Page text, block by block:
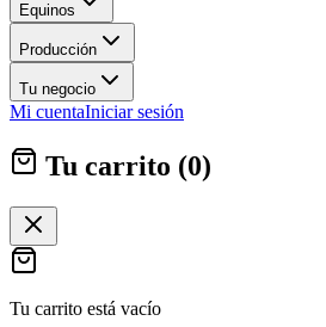
Equinos
Producción
Tu negocio
Mi cuentaIniciar sesión
Tu carrito (0)
Tu carrito está vacío